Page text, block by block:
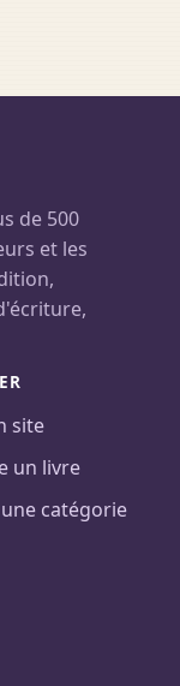
de 500
et les
site
un livre
catégorie